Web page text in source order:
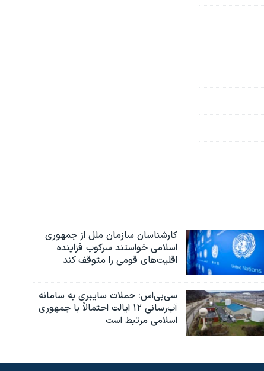
کارشناسان سازمان ملل از جمهوری
اسلامی خواستند سرکوب فزاینده
اقلیت‌های قومی را متوقف کند
سی‌بی‌اس: حملات سایبری به سامانه
آب‌رسانی ۱۲ ایالت احتمالاً با جمهوری
اسلامی مرتبط است